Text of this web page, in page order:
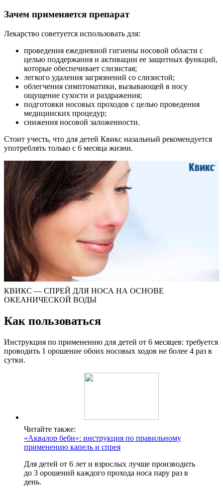
Зачем применяется препарат
Лекарство советуется использовать для:
проведения ежедневной гигиены носовой области с
целью поддержания и активации ее защитных функций,
которые обеспечивает слизистая;
легкого удаления загрязнений со слизистой;
облегчения симптоматики, вызывающей в носу
ощущение сухости и раздражения;
подготовки носовых проходов с целью проведения
медицинских процедур;
снижения носовой заложенности.
Стоит учесть, что для детей Квикс назальный рекомендуется
употреблять только с 6 месяца жизни.
КВИКС — СПРЕЙ ДЛЯ НОСА НА ОСНОВЕ
ОКЕАНИЧЕСКОЙ ВОДЫ
Как пользоваться
Инструкция по применению для детей от 6 месяцев: требуется
проводить 1 орошение обоих носовых ходов не более 4 раз в
сутки.
Читайте также:
«Аквалор беби»: инструкция по правильному
применению капель и спрея
Для детей от 6 лет и взрослых лучше производить
до 3 орошений каждого прохода носа пару раз в
день.